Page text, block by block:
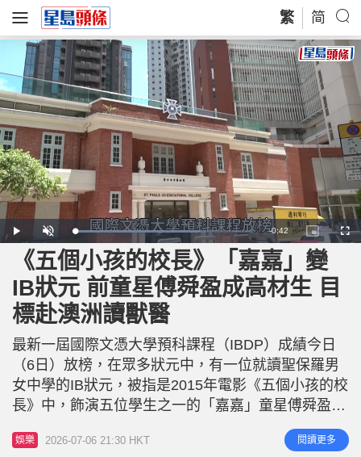
繁 简
P
l
U
n
m
u
t
e
L
o
a
d
e
d
:
7
0
.
9
8
R
e
m
n
-0:42
P
i
c
t
u
c
t
r
e
F
u
《五個小孩的校長》「嘉嘉」變
IB狀元 前童星傅舜盈成高材生 目
標赴澳洲讀獸醫
最新一屆國際文憑大學預科課程（IBDP）成績今日
（6日）放榜，在眾多狀元中，有一位就讀聖保羅男
女中學的IB狀元，被指是2015年電影《五個小孩的校
長》中，飾演五位學生之一的「嘉嘉」童星傅舜盈。
「嘉嘉」傅舜盈蛻變學霸？ 有網民在Threads上發
文，貼出聖保羅男女中學IB狀元的照片，旁邊配上
娛樂 2026-07-06 21:30 HKT 閱讀更多